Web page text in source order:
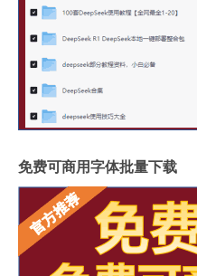
免费可商用字体批量下载